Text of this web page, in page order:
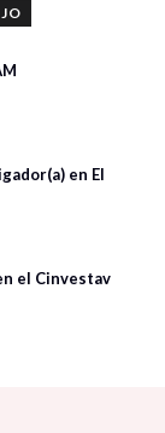
en El
el Cinvestav